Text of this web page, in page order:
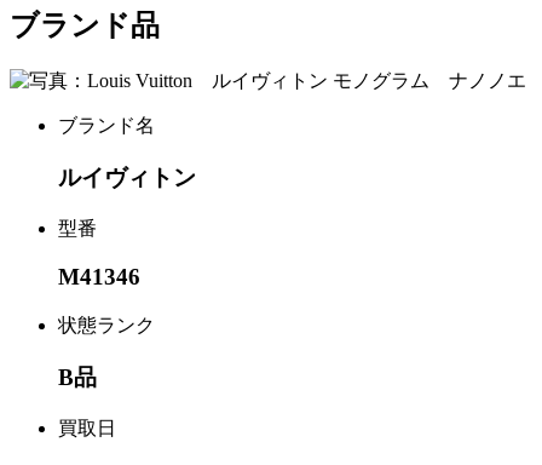
ブランド品
ブランド名
ルイヴィトン
型番
M41346
状態ランク
B品
買取日